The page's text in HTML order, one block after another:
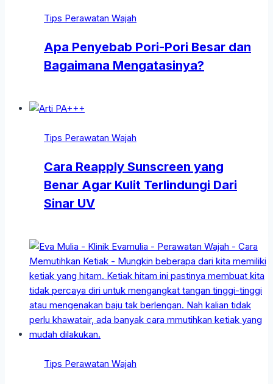
Tips Perawatan Wajah
Apa Penyebab Pori-Pori Besar dan
Bagaimana Mengatasinya?
Tips Perawatan Wajah
Cara Reapply Sunscreen yang
Benar Agar Kulit Terlindungi Dari
Sinar UV
Tips Perawatan Wajah